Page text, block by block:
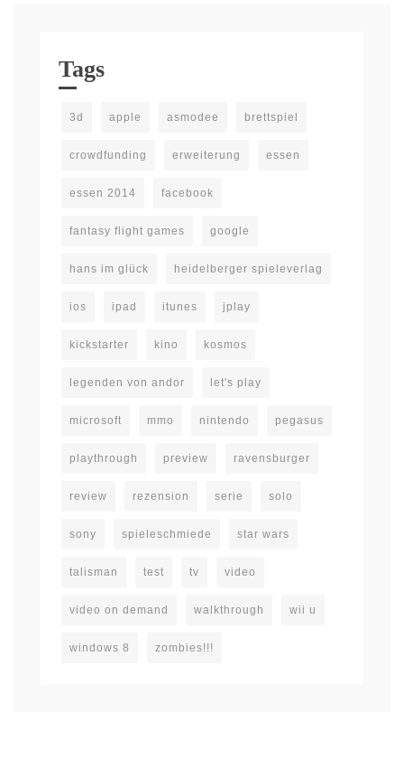
Tags
3d apple asmodee brettspiel
crowdfunding erweiterung essen
essen 2014 facebook
fantasy flight games google
hans im glück heidelberger spieleverlag
ios ipad itunes jplay
kickstarter kino kosmos
legenden von andor let's play
microsoft mmo nintendo pegasus
playthrough preview ravensburger
review rezension serie solo
sony spieleschmiede star wars
talisman test tv video
video on demand walkthrough wii u
windows 8 zombies!!!